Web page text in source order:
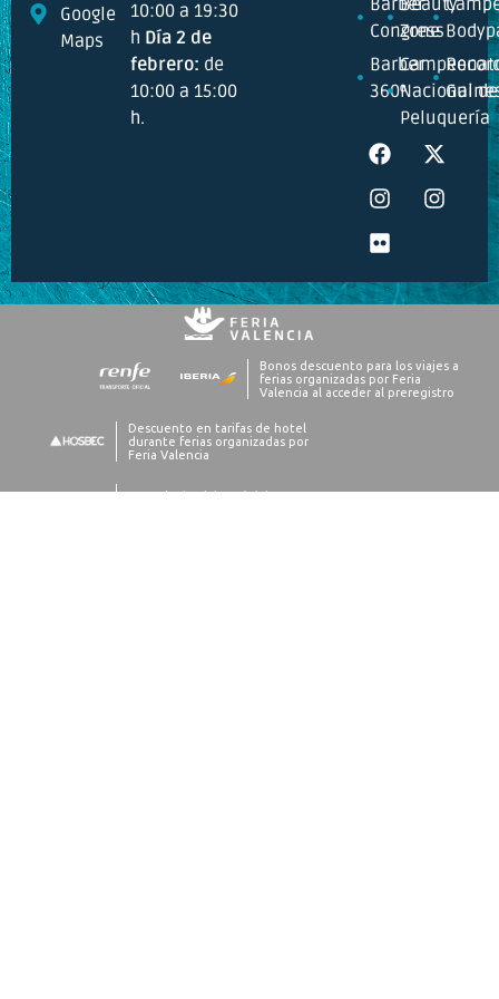
Google
Maps
10:00 a 19:30
h Día 2 de
febrero: de
10:00 a 15:00
h.
Congress
Barber
360º
Zone
Nacional de
Peluquería